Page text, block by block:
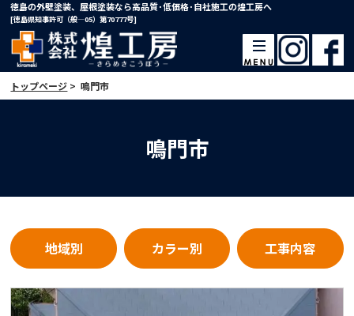
徳島の外壁塗装、屋根塗装なら高品質･低価格･自社施工の煌工房へ
[徳島県知事許可（般―05）第70777号]
トップページ > 鳴門市
鳴門市
地域別 カラー別 工事内容